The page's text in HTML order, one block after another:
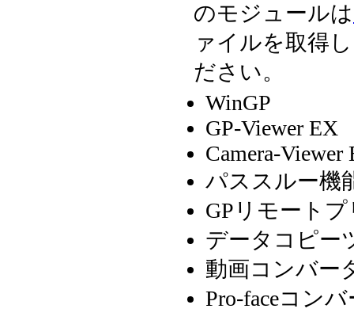
のモジュールは
ァイルを取得
ださい。
WinGP
GP-Viewer EX
Camera-Viewer
パススルー機
GPリモート
データコピー
動画コンバー
Pro-faceコン